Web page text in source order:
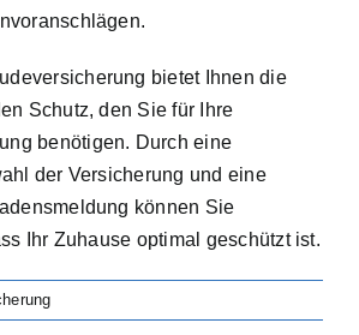
bietet Ihnen die
Schutz, den Sie für Ihre
benötigen. Durch eine
der Versicherung und eine
können Sie
Ihr Zuhause optimal geschützt ist.